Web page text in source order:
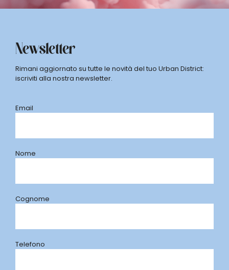
Newsletter
Rimani aggiornato su tutte le novità del tuo Urban District:
iscriviti alla nostra newsletter.
Email
Nome
Cognome
Telefono